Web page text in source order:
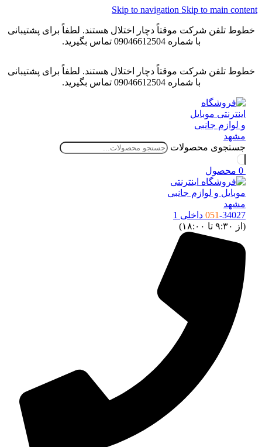
Skip to navigationSkip to main
خطوط تلفن شرکت موقتاً دچار اختلال هستند. لطفاً برای پشتیبانی
با شماره 09046612504 تماس بگیرید.
خطوط تلفن شرکت موقتاً دچار اختلال هستند. لطفاً برای پشتیبانی
با شماره 09046612504 تماس بگیرید.
جستجوی محصولات
محصول
051-34027 داخلی 1
(از ۹:۳۰ تا ۱۸:۰۰)